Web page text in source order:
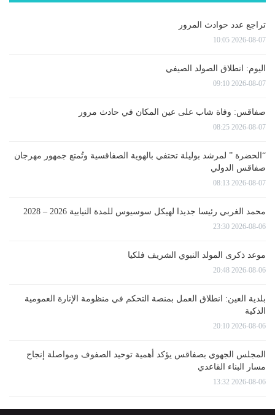
تراجع عدد حوادث المرور
2026-08-07 10:05
اليوم: انطلاق الصولد الصيفي
2026-08-07 09:10
صفاقس: وفاة شاب على عين المكان في حادث مرور
2026-08-07 08:25
“الحضرة ” لمرشد بوليلة تحتفي بالهوية الصفاقسية وتُمتع جمهور مهرجان
صفاقس الدولي
2026-08-07 08:13
محمد الغربي رئيسا جديدا لهيكل سوسيوس للمدة النيابية 2026 – 2028
2026-08-06 23:30
موعد ذكرى المولد النبوي الشريف فلكيا
2026-08-06 20:48
بلدية العين: انطلاق العمل بمنصة التحكم في منظومة الإنارة العمومية
الذكية
2026-08-06 20:10
المجلس الجهوي بصفاقس يؤكد أهمية توحيد الصفوف ومواصلة إنجاح
مسار البناء القاعدي
2026-08-06 13:32